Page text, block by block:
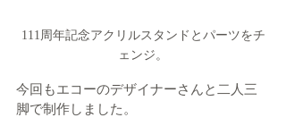
111周年記念アクリルスタンドとパーツをチ
ェンジ。
今回もエコーのデザイナーさんと二人三
脚で制作しました。